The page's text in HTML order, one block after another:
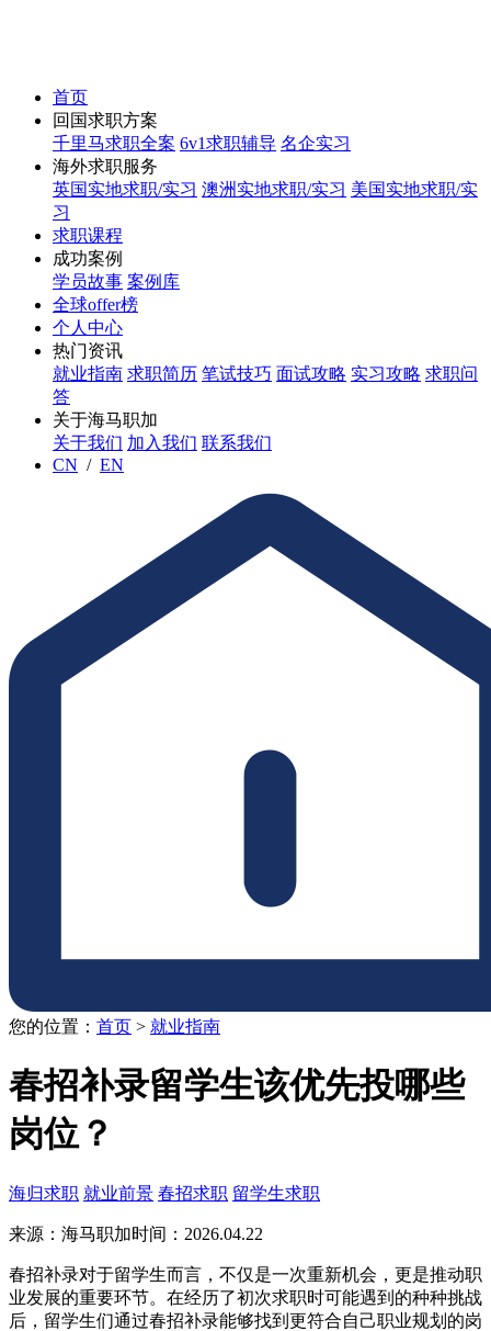
首页
回国求职方案
千里马求职全案 6v1求职辅导 名企实习
海外求职服务
英国实地求职/实习 澳洲实地求职/实习 美国实地求职/实
习
求职课程
成功案例
学员故事 案例库
全球offer榜
个人中心
热门资讯
就业指南 求职简历 笔试技巧 面试攻略 实习攻略 求职问
答
关于海马职加
关于我们 加入我们 联系我们
CN / EN
您的位置： 首页 > 就业指南
春招补录留学生该优先投哪些
岗位？
海归求职 就业前景 春招求职 留学生求职
来源：海马职加时间：2026.04.22
春招补录对于留学生而言，不仅是一次重新机会，更是推动职
业发展的重要环节。在经历了初次求职时可能遇到的种种挑战
后，留学生们通过春招补录能够找到更符合自己职业规划的岗